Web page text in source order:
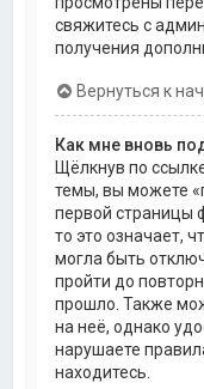
свяжитесь с
получения
Вернуться к
Как мне вновь
Щёлкнув по
темы, вы можете
первой страницы
то это означает,
могла быть
пройти до
прошло. Также
на неё, однако
нарушаете
находитесь.